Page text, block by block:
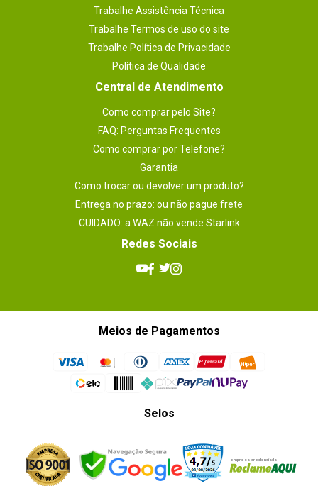
Trabalhe Assistência Técnica
Trabalhe Termos de uso do site
Trabalhe Política de Privacidade
Política de Qualidade
Central de Atendimento
Como comprar pelo Site?
FAQ: Perguntas Frequentes
Como comprar por Telefone?
Garantia
Como trocar ou devolver um produto?
Entrega no prazo: ou não pague frete
CUIDADO: a WAZ não vende Starlink
Redes Sociais
Meios de Pagamentos
Selos